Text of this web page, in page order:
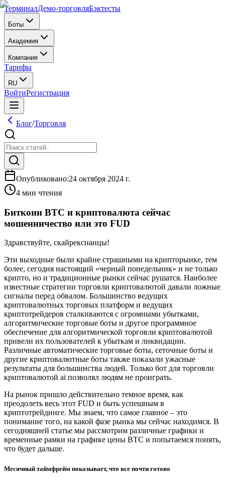
ТерминалДемо-торговляБэктесты
Боты
Академия
Компания
Тарифы
RU
ВойтиРегистрация
Блог/Торговля
Опубликовано:24 октября 2024 г.
4 мин чтения
Биткоин BTC и криптовалюта сейчас
мошенничество или это FUD
Здравствуйте, скайрексианцы!
Эти выходные были крайне страшными на крипторынке, тем
более, сегодня настоящий «черный понедельник» и не только
крипто, но и традиционные рынки сейчас рушатся. Наиболее
известные стратегии торговли криптовалютой давали ложные
сигналы перед обвалом. Большинство ведущих
криптовалютных торговых платформ и ведущих
криптотрейдеров сталкиваются с огромными убытками,
алгоритмические торговые боты и другое программное
обеспечение для алгоритмической торговли криптовалютой
привели их пользователей к убыткам и ликвидации.
Различные автоматические торговые боты, сеточные боты и
другие криптовалютные боты также показали ужасные
результаты для большинства людей. Только бот для торговли
криптовалютой ai позволял людям не проиграть.
На рынок пришло действительно темное время, как
преодолеть весь этот FUD и быть успешным в
криптотрейдинге. Мы знаем, что самое главное – это
понимание того, на какой фазе рынка мы сейчас находимся. В
сегодняшней статье мы рассмотрим различные графики и
временные рамки на графике цены BTC и попытаемся понять,
что будет дальше.
Месячный таймфрейм показывает, что все почти готово